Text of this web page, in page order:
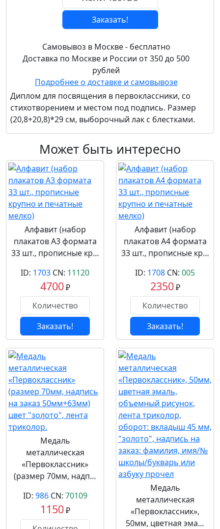
Заказать!
Самовывоз в Москве - бесплатно
Доставка по Москве и России от 350 до 500
рублей
Подробнее о доставке и самовывозе
Диплом для посвящения в первоклассники, со
стихотворением и местом под подпись. Размер
(20,8+20,8)*29 см, выборочный лак с блестками.
Может быть интересно
Алфавит (набор
плакатов А3 формата
33 шт., прописные кр…
ID: 1703 CN: 11120
4700₽
Заказать!
Алфавит (набор
плакатов А4 формата
33 шт., прописные кр…
ID: 1708 CN: 005
2350₽
Заказать!
Медаль
металлическая
«Первоклассник»
(размер 70мм, надп…
ID: 986CN: 70109
1150₽
Медаль
металлическая
«Первоклассник»,
50мм, цветная эма…